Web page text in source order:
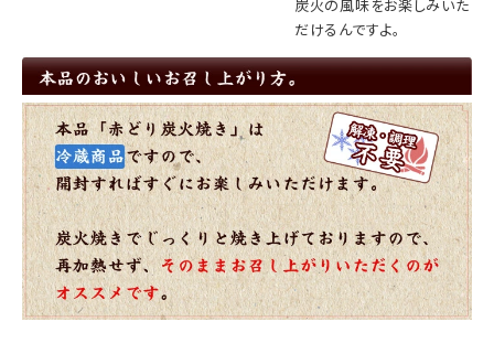
炭火の風味をお楽しみいた
だけるんですよ。